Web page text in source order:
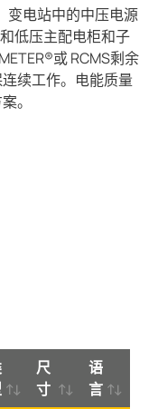
变电站中的中压电源
低压主配电柜和子
或 RCMS剩余
续工作。电能质量
。
尺
寸
语
言